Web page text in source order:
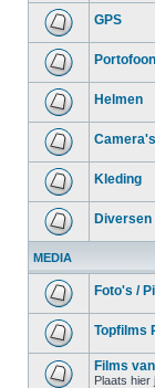
GPS
Helmen
Camera's
Kleding
Diversen
MEDIA
Foto's /
Topfilms
Films
Plaats hier